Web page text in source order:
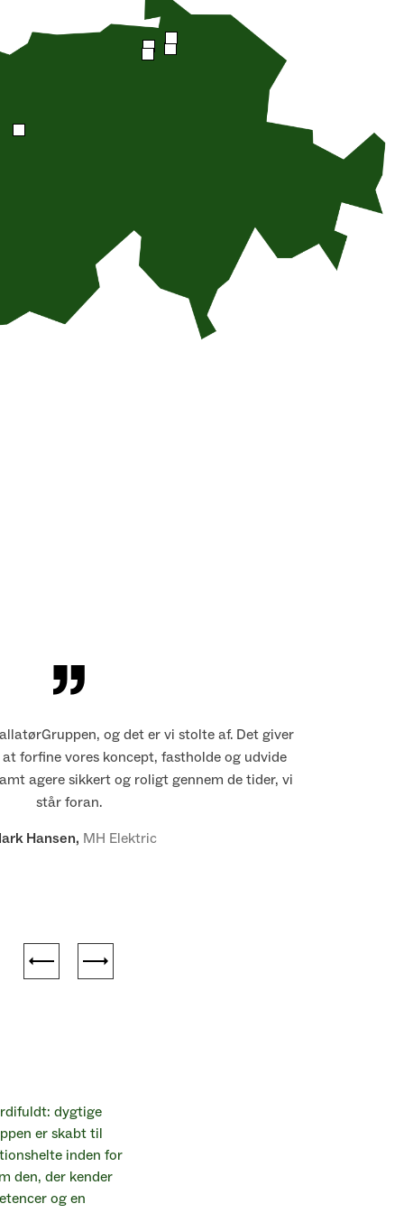
”
og det er vi stolte af. Det giver
forfine vores koncept, fastholde og udvide
agere sikkert og roligt gennem de tider, vi
står foran.
Hansen, MH Elektric
dygtige
er skabt til
inden for
den, der kender
og en